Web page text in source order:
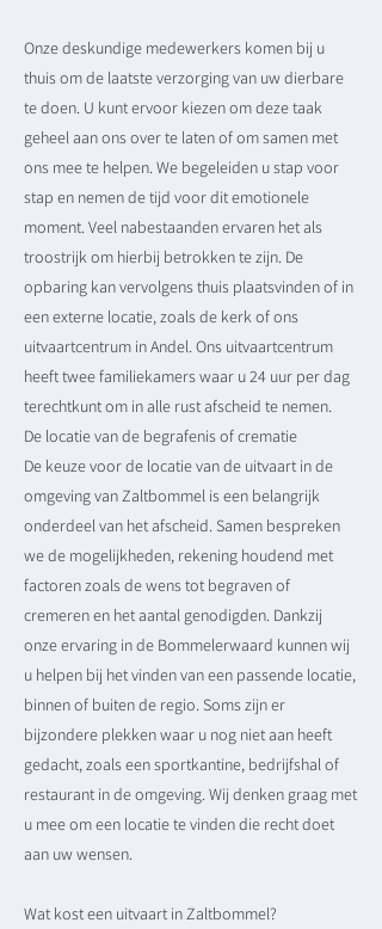
Onze deskundige medewerkers komen bij u
thuis om de laatste verzorging van uw dierbare
te doen. U kunt ervoor kiezen om deze taak
geheel aan ons over te laten of om samen met
ons mee te helpen. We begeleiden u stap voor
stap en nemen de tijd voor dit emotionele
moment. Veel nabestaanden ervaren het als
troostrijk om hierbij betrokken te zijn. De
opbaring kan vervolgens thuis plaatsvinden of in
een externe locatie, zoals de kerk of ons
uitvaartcentrum in Andel. Ons uitvaartcentrum
heeft twee familiekamers waar u 24 uur per dag
terechtkunt om in alle rust afscheid te nemen.
De locatie van de begrafenis of crematie
De keuze voor de locatie van de uitvaart in de
omgeving van Zaltbommel is een belangrijk
onderdeel van het afscheid. Samen bespreken
we de mogelijkheden, rekening houdend met
factoren zoals de wens tot begraven of
cremeren en het aantal genodigden. Dankzij
onze ervaring in de Bommelerwaard kunnen wij
u helpen bij het vinden van een passende locatie,
binnen of buiten de regio. Soms zijn er
bijzondere plekken waar u nog niet aan heeft
gedacht, zoals een sportkantine, bedrijfshal of
restaurant in de omgeving. Wij denken graag met
u mee om een locatie te vinden die recht doet
aan uw wensen.
Wat kost een uitvaart in Zaltbommel?